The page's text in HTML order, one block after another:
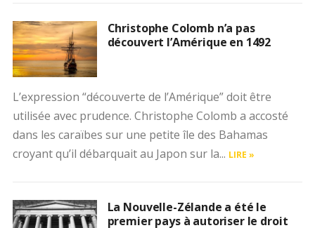
Christophe Colomb n’a pas
découvert l’Amérique en 1492
L’expression “découverte de l’Amérique” doit être
utilisée avec prudence. Christophe Colomb a accosté
dans les caraïbes sur une petite île des Bahamas
croyant qu’il débarquait au Japon sur la... LIRE »
La Nouvelle-Zélande a été le
premier pays à autoriser le droit